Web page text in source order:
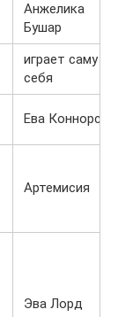
Анжелика
Бушар
играет саму
себя
Ева Коннорc
Артемисия
Эва Лорд